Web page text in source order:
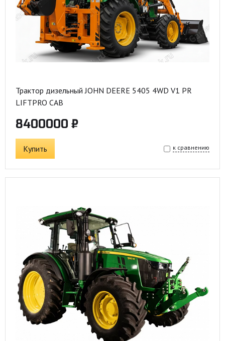
Трактор дизельный JOHN DEERE 5405 4WD V1 PR
LIFTPRO CAB
8400000 ₽
Купить к сравнению